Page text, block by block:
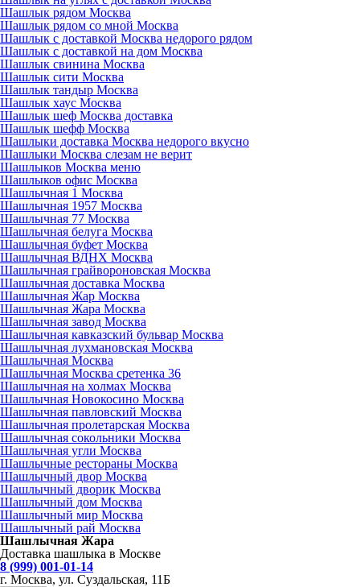
Шашлык рядом Москва
Шашлык рядом со мной Москва
Шашлык с доставкой Москва недорого рядом
Шашлык с доставкой на дом Москва
Шашлык свинина Москва
Шашлык сити Москва
Шашлык тандыр Москва
Шашлык хаус Москва
Шашлык шеф Москва доставка
Шашлык шефф Москва
Шашлыки доставка Москва недорого вкусно
Шашлыки Москва слезам не верит
Шашлыков Москва меню
Шашлыков офис Москва
Шашлычная 1 Москва
Шашлычная 1957 Москва
Шашлычная 77 Москва
Шашлычная белуга Москва
Шашлычная буфет Москва
Шашлычная ВДНХ Москва
Шашлычная грайвороновская Москва
Шашлычная доставка Москва
Шашлычная Жар Москва
Шашлычная Жара Москва
Шашлычная завод Москва
Шашлычная кавказский бульвар Москва
Шашлычная лухмановская Москва
Шашлычная Москва
Шашлычная Москва сретенка 36
Шашлычная на холмах Москва
Шашлычная Новокосино Москва
Шашлычная павловский Москва
Шашлычная пролетарская Москва
Шашлычная сокольники Москва
Шашлычная угли Москва
Шашлычные рестораны Москва
Шашлычный двор Москва
Шашлычный дворик Москва
Шашлычный дом Москва
Шашлычный мир Москва
Шашлычный рай Москва
Шашлычная Жара
Доставка шашлыка в Москве
8 (999) 001-01-14
г. Москва, ул. Суздальская, 11Б